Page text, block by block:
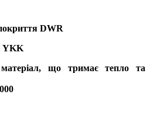
DWR
YKK
матеріал, що тримає тепло та